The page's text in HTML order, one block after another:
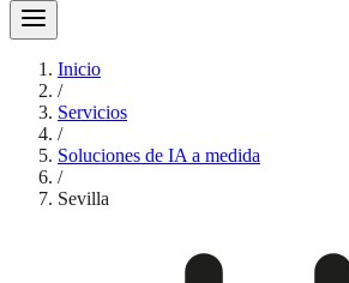
Inicio
/
Servicios
/
Soluciones de IA a medida
/
Sevilla